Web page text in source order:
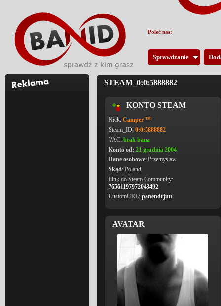
Sprawdzanie
STEAM_0:0:5888882
KONTO STEAM
Nick: Camper ™
Steam_ID: 0:0:5888882
VAC: brak bana
Konto od: 21 grudnia 2004
Dane osobowe: Przemyslaw
Skąd: Poland
Link do Steam Community:
76561197972043492
CustomURL: panendrjuu
AVATAR
Poleć nas: